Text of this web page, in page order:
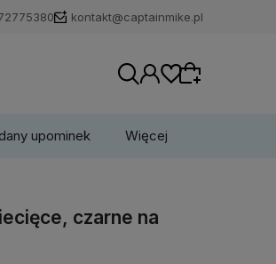
kontakt@captainmike.pl
z naszej aktualnej
przywrócić dodane
upominek Więcej
czarne na